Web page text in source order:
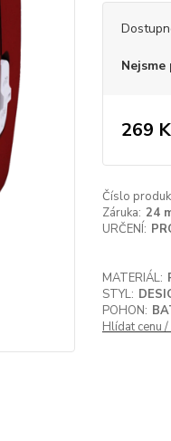
269
Číslo
Záruka: 24
URČENÍ:
MATERIÁL:
STYL:
POHON:
Hlídat cenu